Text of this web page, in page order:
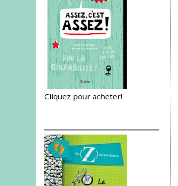
Cliquez pour acheter!